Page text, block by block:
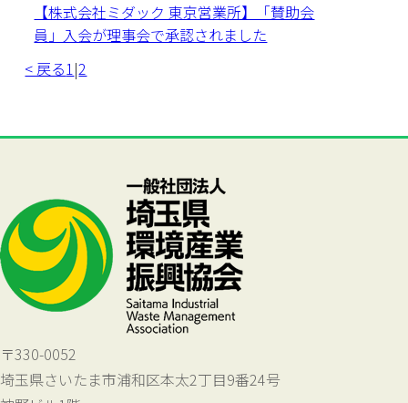
【株式会社ミダック 東京営業所】「賛助会
員」入会が理事会で承認されました
< 戻る1|2
〒330-0052
埼玉県さいたま市浦和区本太2丁目9番24号